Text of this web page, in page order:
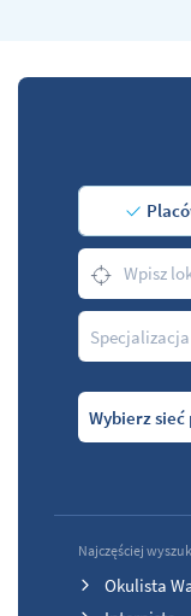
Najczęściej
Okulista